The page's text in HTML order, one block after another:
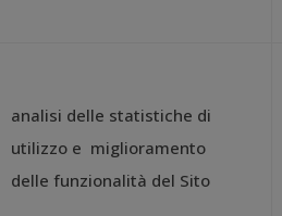
analisi delle statistiche di
utilizzo e miglioramento
delle funzionalità del Sito